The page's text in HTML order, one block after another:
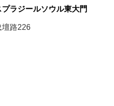
ラジールソウル東大門
壇路226